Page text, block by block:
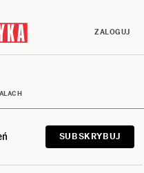
ZALOGUJ
SUBSKRYBUJ